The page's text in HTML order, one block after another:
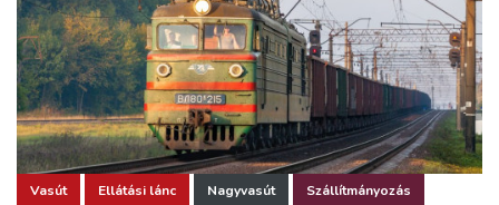
Vasút Ellátási lánc Nagyvasút Szállítmányozás